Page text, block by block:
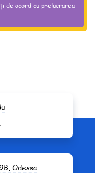
de acord cu prelucrarea
Odessa